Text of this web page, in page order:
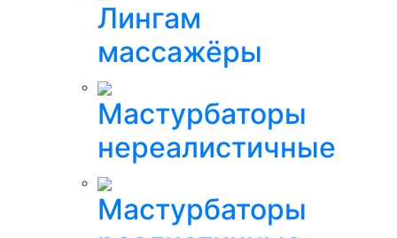
Лингам
массажёры
Мастурбаторы
нереалистичные
Мастурбаторы